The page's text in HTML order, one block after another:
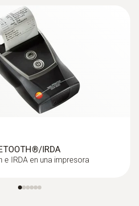
IRDA
e IRDA en una impresora